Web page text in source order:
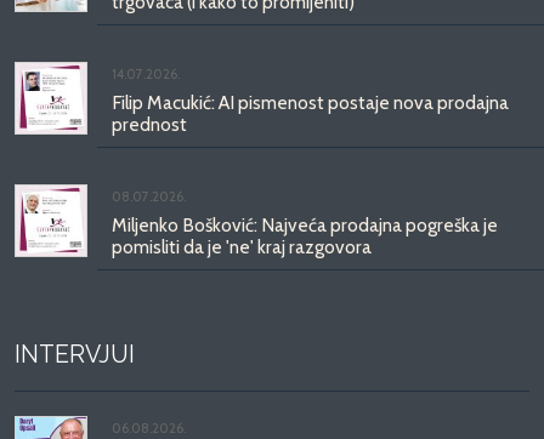
14.07.2026.
Filip Macukić: AI pismenost postaje nova prodajna
prednost
08.07.2026.
Miljenko Bošković: Najveća prodajna pogreška je
pomisliti da je 'ne' kraj razgovora
INTERVJUI
06.08.2026.